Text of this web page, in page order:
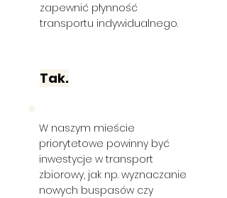
zapewnić płynność
transportu indywidualnego.
Tak.
W naszym mieście
priorytetowe powinny być
inwestycje w transport
zbiorowy, jak np. wyznaczanie
nowych buspasów czy